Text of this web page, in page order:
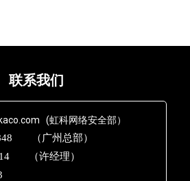
联系我们
(虹科网络安全部）
（广州总部）
（许经理）